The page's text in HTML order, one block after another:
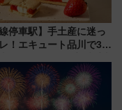
線停車駅】手土産に迷っ
！エキュート品川で3年
ツとは？